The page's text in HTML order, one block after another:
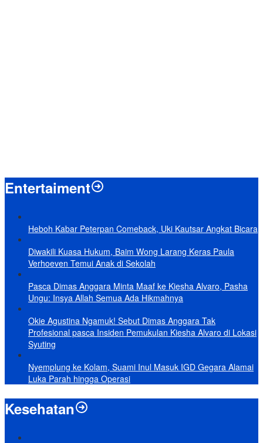
Entertaiment
Heboh Kabar Peterpan Comeback, Uki Kautsar Angkat Bicara
Diwakili Kuasa Hukum, Baim Wong Larang Keras Paula
Verhoeven Temui Anak di Sekolah
Pasca Dimas Anggara Minta Maaf ke Kiesha Alvaro, Pasha
Ungu: Insya Allah Semua Ada Hikmahnya
Okie Agustina Ngamuk! Sebut Dimas Anggara Tak
Profesional pasca Insiden Pemukulan Kiesha Alvaro di Lokasi
Syuting
Nyemplung ke Kolam, Suami Inul Masuk IGD Gegara Alamai
Luka Parah hingga Operasi
Kesehatan